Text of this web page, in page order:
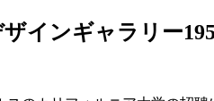
インギャラリー